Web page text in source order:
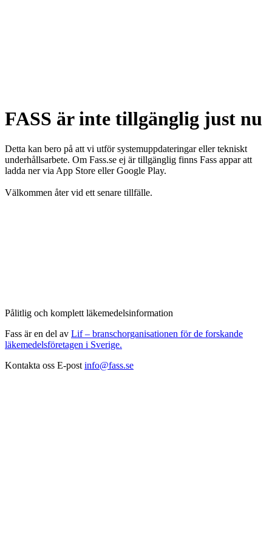
FASS är inte tillgänglig just nu
Detta kan bero på att vi utför systemuppdateringar eller tekniskt
underhållsarbete. Om Fass.se ej är tillgänglig finns Fass appar att
ladda ner via App Store eller Google Play.
Välkommen åter vid ett senare tillfälle.
Pålitlig och komplett läkemedelsinformation
Fass är en del av Lif – branschorganisationen för de forskande
läkemedelsföretagen i Sverige.
Kontakta oss E-post info@fass.se